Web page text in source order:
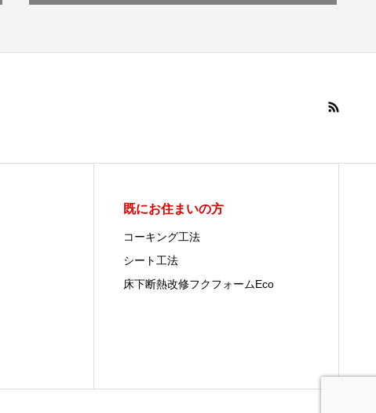
既にお住まいの方
コーキング工法
シート工法
床下断熱改修フクフォームEco